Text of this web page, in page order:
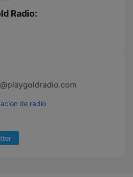
Radio:
de radio